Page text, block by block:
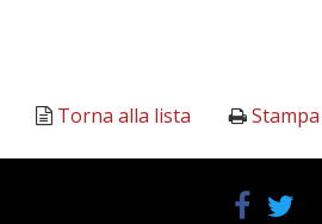
Torna alla lista Stampa